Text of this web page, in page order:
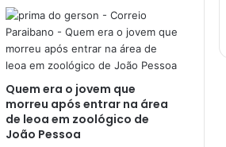
Quem era o jovem que
morreu após entrar na área
de leoa em zoológico de
João Pessoa